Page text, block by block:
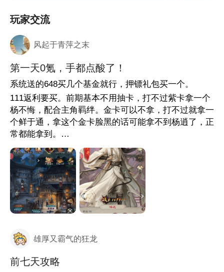
玩家交流
风起于青萍之末
第一天0氪，手都点酸了！
系统送的648买几个基金就行，押镖礼包买一个。
111返利要买。前期基本不用抽卡，打不过紫卡拿一个
杨不悔，配合主角羁绊。金卡可以不拿，打不过就拿一
个鲜于通，拿这个金卡脸黑的话可能拿不到杨逍了，正
常都能拿到。
其他的都不用管，一路升主线，爬塔，摇骰子升到50
级再抽红卡就行。
雄厚又霸气的狂龙
前七天攻略